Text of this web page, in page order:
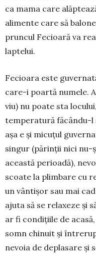
ca mama care
alimente care să
pruncul Fecioară va
laptelui.
Fecioara este
care-i poartă numele.
viu) nu poate sta
temperatură făcându-l
așa e și micuțul
singur (părinții nici nu-
această perioadă),
scoate la plimbare cu
un vântișor sau mai
ajuta să se relaxeze și
ar fi condițiile de
somn chinuit și
nevoia de deplasare și